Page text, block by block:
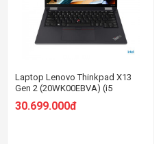
Laptop Lenovo Thinkpad X13
Gen 2 (20WK00EBVA) (i5
1135G7/8GB RAM/512GB
SSD/13.3 WQXGA/Dos/Đen)
30.699.000đ